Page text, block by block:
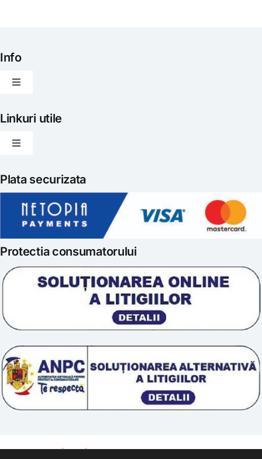
Info
Toggle
Articole
Gatit creativ
Iubim fructele
Scoala „Sanatate 5D”
Tratamente naturale
Linkuri utile
Toggle
Politica de livrare
Politica de retur
Prelucrarea datelor
Termeni si conditii
Politica cookie
Plata securizata
Protectia consumatorului
© 2011 – [year] Fundatia Simile. Toate drepturile